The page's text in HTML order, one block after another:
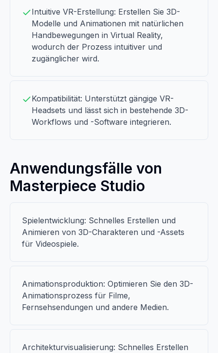
Intuitive VR-Erstellung: Erstellen Sie 3D-
Modelle und Animationen mit natürlichen
Handbewegungen in Virtual Reality,
wodurch der Prozess intuitiver und
zugänglicher wird.
Kompatibilität: Unterstützt gängige VR-
Headsets und lässt sich in bestehende 3D-
Workflows und -Software integrieren.
Anwendungsfälle von
Masterpiece Studio
Spielentwicklung: Schnelles Erstellen und
Animieren von 3D-Charakteren und -Assets
für Videospiele.
Animationsproduktion: Optimieren Sie den 3D-
Animationsprozess für Filme,
Fernsehsendungen und andere Medien.
Architekturvisualisierung: Schnelles Erstellen